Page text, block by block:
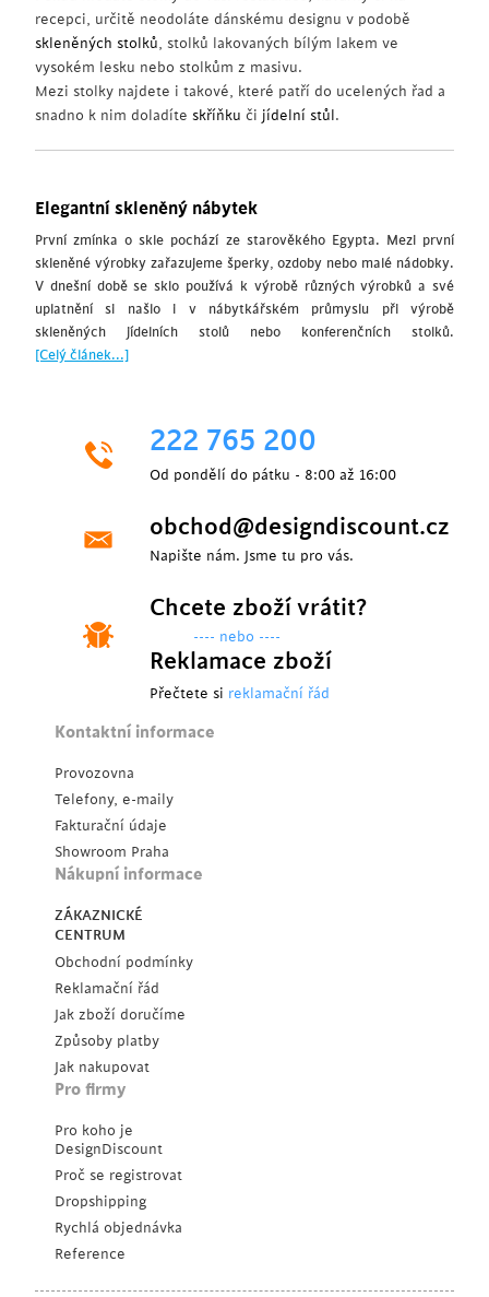
recepci, určitě neodoláte dánskému designu v podobě
skleněných stolků, stolků lakovaných bílým lakem ve
vysokém lesku nebo stolkům z masivu.
Mezi stolky najdete i takové, které patří do ucelených řad a
snadno k nim doladíte skříňku či jídelní stůl .
Elegantní skleněný nábytek
První zmínka o skle pochází ze starověkého Egypta. Mezi první
skleněné výrobky zařazujeme šperky, ozdoby nebo malé nádobky.
V dnešní době se sklo používá k výrobě různých výrobků a své
uplatnění si našlo i v nábytkářském průmyslu při výrobě
skleněných jídelních stolů nebo konferenčních stolků.
[Celý článek...]
222 765 200
Od pondělí do pátku - 8:00 až 16:00
obchod@designdiscount.cz
Napište nám. Jsme tu pro vás.
Chcete zboží vrátit?
---- nebo ----
Reklamace zboží
Přečtete si reklamační řád
Kontaktní informace
Provozovna
Telefony, e-maily
Fakturační údaje
Showroom Praha
Nákupní informace
ZÁKAZNICKÉ
CENTRUM
Obchodní podmínky
Reklamační řád
Jak zboží doručíme
Způsoby platby
Jak nakupovat
Pro firmy
Pro koho je
DesignDiscount
Proč se registrovat
Dropshipping
Rychlá objednávka
Reference